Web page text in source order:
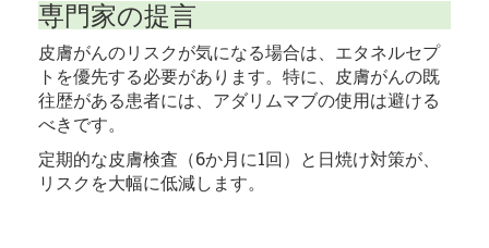
専門家の提言
皮膚がんのリスクが気になる場合は、エタネルセプ
トを優先する必要があります。特に、皮膚がんの既
往歴がある患者には、アダリムマブの使用は避ける
べきです。
定期的な皮膚検査（6か月に1回）と日焼け対策が、
リスクを大幅に低減します。